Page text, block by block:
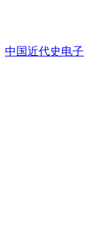
中国近代史电子